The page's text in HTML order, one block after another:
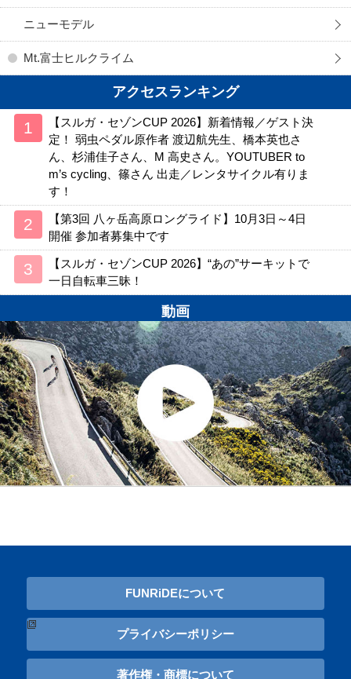
ニューモデル
Mt.富士ヒルクライム
アクセスランキング
【スルガ・セゾンCUP 2026】新着情報／ゲスト決
定！ 弱虫ペダル原作者 渡辺航先生、橋本英也さ
ん、杉浦佳子さん、M 高史さん。YOUTUBER to
m’s cycling、篠さん 出走／レンタサイクル有りま
す！
【第3回 八ヶ岳高原ロングライド】10月3日～4日
開催 参加者募集中です
【スルガ・セゾンCUP 2026】“あの”サーキットで
一日自転車三昧！
動画
FUNRiDEについて
プライバシーポリシー
著作権・商標について